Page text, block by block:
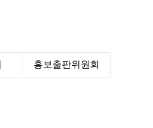
홍보출판위원회